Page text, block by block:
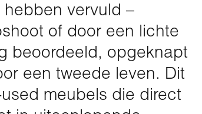
vervuld –
of door een lichte
beoordeeld, opgeknapt
een tweede leven. Dit
meubels die direct